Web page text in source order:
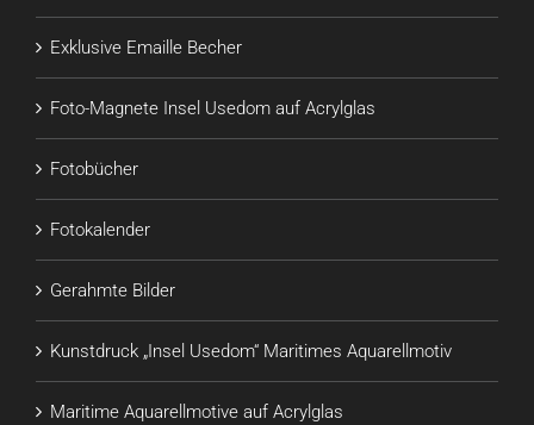
Exklusive Emaille Becher
Foto-Magnete Insel Usedom auf Acrylglas
Fotobücher
Fotokalender
Gerahmte Bilder
Kunstdruck „Insel Usedom“ Maritimes Aquarellmotiv
Maritime Aquarellmotive auf Acrylglas